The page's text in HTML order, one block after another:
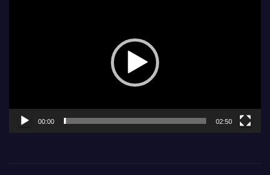
00:00 02:50